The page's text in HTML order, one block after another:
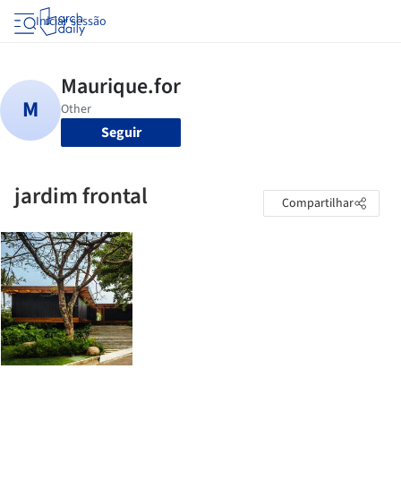
Iniciar sessão
Seguir
jardim frontal Compartilhar